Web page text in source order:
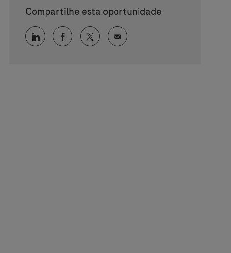
Compartilhe esta oportunidade
Compartilhar via LinkedIn
Compartilhar via Facebook
Compartilhar via twitter
Compartilhar via e-mail